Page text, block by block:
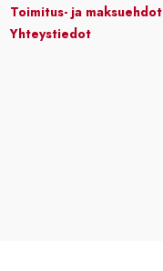
Toimitus- ja maksuehdot
Yhteystiedot